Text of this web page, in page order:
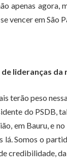
apenas
vencer em São
lideranças da
terão peso
do PSDB,
em Bauru, e
Somos o
credibilidade,